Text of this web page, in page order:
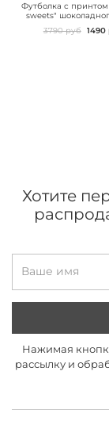
Футболка с принтом
sweets"
3790 руб 1490
Хотите
Нажимая
рассылку и